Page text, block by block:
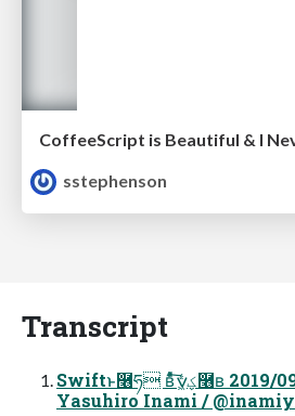
sstephenson
Transcript
Swiftͱ࿦ཧ ʙͦͯ͠ؼ͖ͬͯͨݍ࿦ʙ 2019/09/06 iOSDC 2019
Yasuhiro Inami / @inamiy